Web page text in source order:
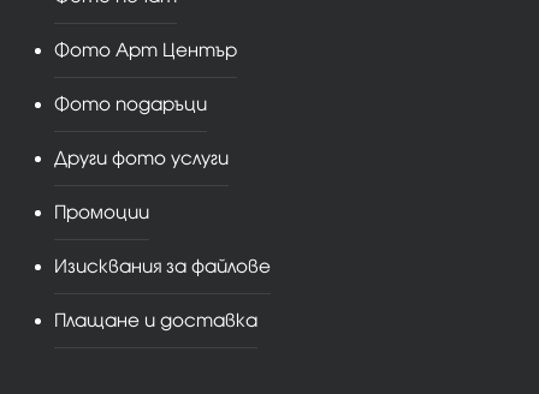
Фото Арт Център
Фото подаръци
Други фото услуги
Промоции
Изисквания за файлове
Плащане и доставка